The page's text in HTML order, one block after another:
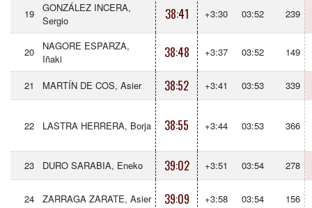
19
GONZÁLEZ INCERA,
Sergio
38:41 +3:30 03:52 239
20
NAGORE ESPARZA,
Iñaki
38:48 +3:37 03:52 149
21 MARTÍN DE COS, Asier 38:52 +3:41 03:53 339
22 LASTRA HERRERA, Borja 38:55 +3:44 03:53 366
23 DURO SARABIA, Eneko 39:02 +3:51 03:54 278
24 ZARRAGA ZARATE, Asier 39:09 +3:58 03:54 156